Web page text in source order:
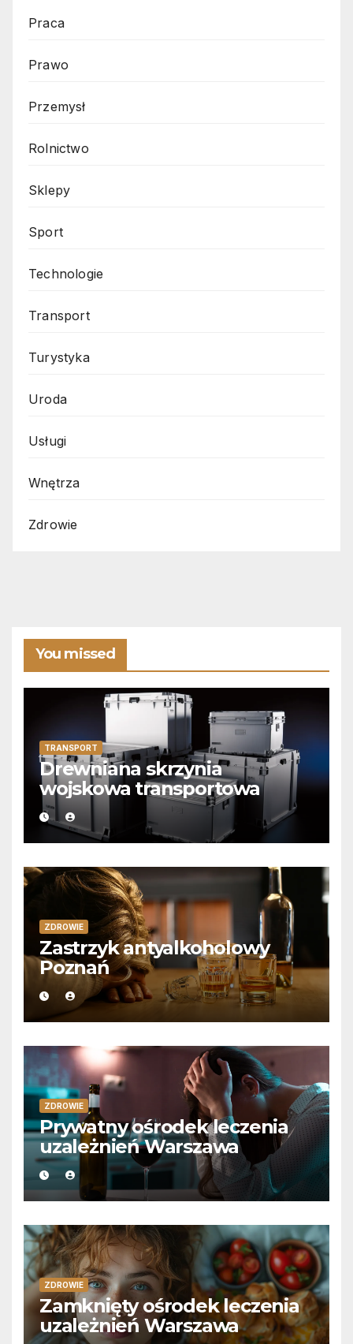
Praca
Prawo
Przemysł
Rolnictwo
Sklepy
Sport
Technologie
Transport
Turystyka
Uroda
Usługi
Wnętrza
Zdrowie
You missed
TRANSPORT
Drewniana skrzynia
wojskowa transportowa
ZDROWIE
Zastrzyk antyalkoholowy
Poznań
ZDROWIE
Prywatny ośrodek leczenia
uzależnień Warszawa
ZDROWIE
Zamknięty ośrodek leczenia
uzależnień Warszawa